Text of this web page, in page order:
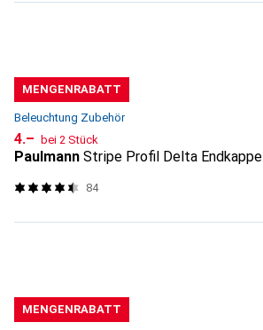
MENGENRABATT
Beleuchtung Zubehör
CHF
4.– bei 2 Stück
Paulmann Stripe Profil Delta Endkappe
84
MENGENRABATT